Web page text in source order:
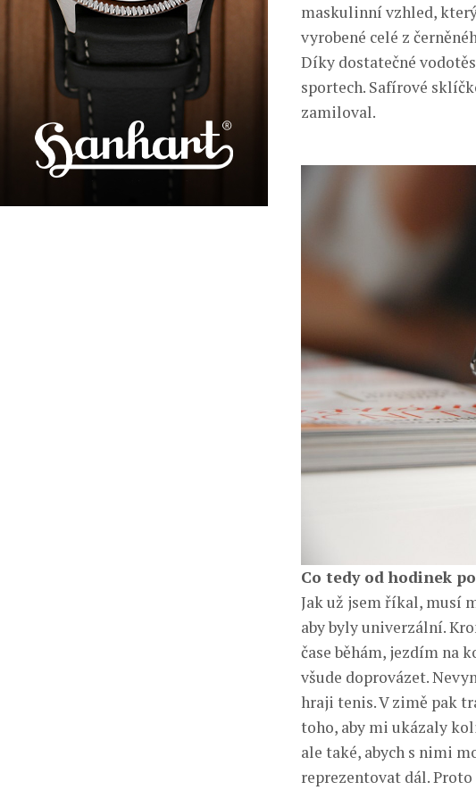
maskulinní vzhled,
vyrobené celé z
Díky dostatečné
sportech. Safírové
zamiloval.
Co tedy od hodinek
Jak už jsem říkal, musí
aby byly univerzální.
čase běhám, jezdím na
všude doprovázet.
hraji tenis. V zimě pak
toho, aby mi ukázaly
ale také, abych s nimi
reprezentovat dál.